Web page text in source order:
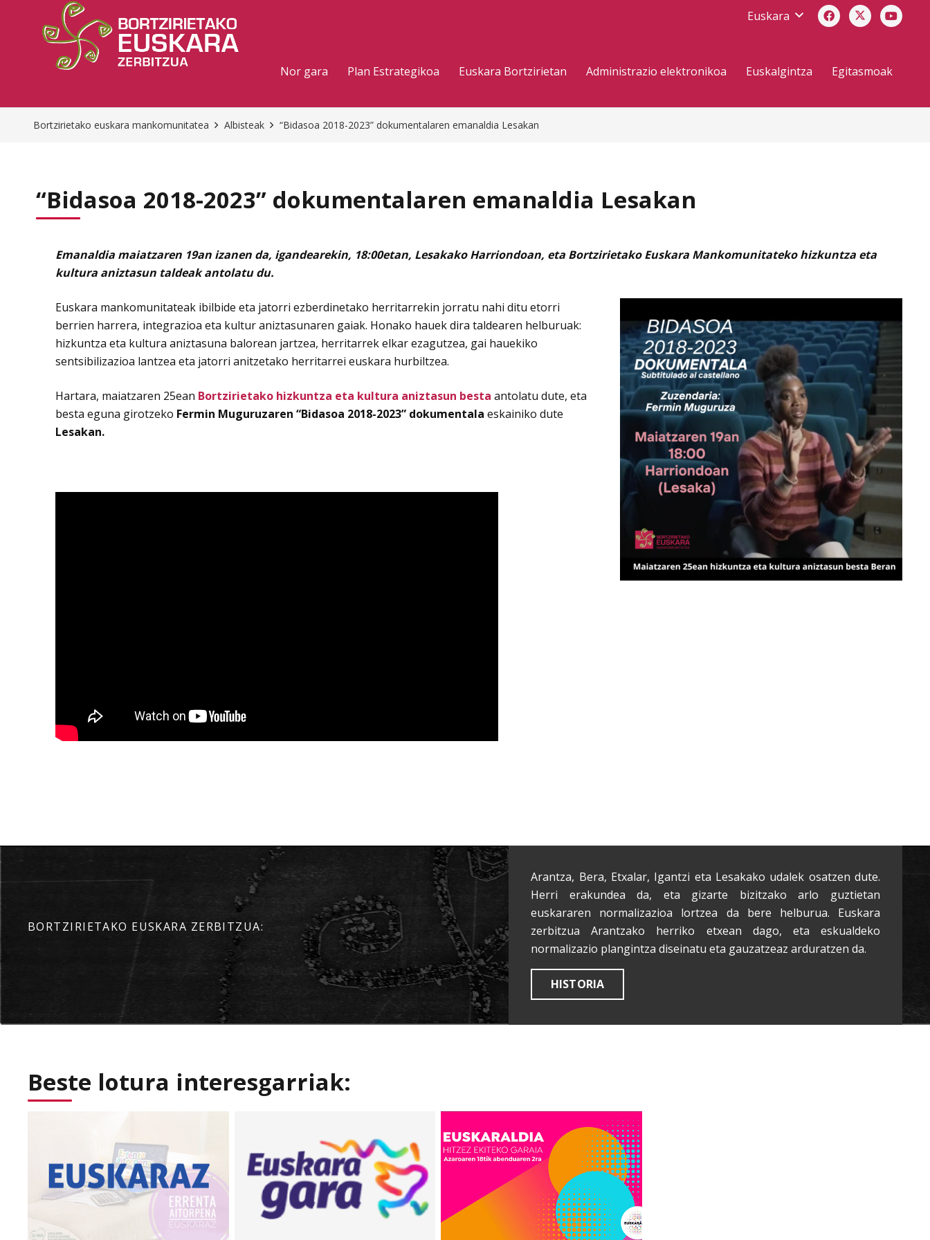
Euskara
Nor gara Plan Estrategikoa Euskara Bortzirietan Administrazio elektronikoa Euskalgintza Egitasmoak
Bortzirietako euskara mankomunitatea Albisteak “Bidasoa 2018-2023” dokumentalaren emanaldia Lesakan
“Bidasoa 2018-2023” dokumentalaren emanaldia Lesakan
Emanaldia maiatzaren 19an izanen da, igandearekin, 18:00etan, Lesakako Harriondoan, eta Bortzirietako Euskara Mankomunitateko hizkuntza eta
kultura aniztasun taldeak antolatu du.
Euskara mankomunitateak ibilbide eta jatorri ezberdinetako herritarrekin jorratu nahi ditu etorri
berrien harrera, integrazioa eta kultur aniztasunaren gaiak. Honako hauek dira taldearen helburuak:
hizkuntza eta kultura aniztasuna balorean jartzea, herritarrek elkar ezagutzea, gai hauekiko
sentsibilizazioa lantzea eta jatorri anitzetako herritarrei euskara hurbiltzea.
Hartara, maiatzaren 25ean Bortzirietako hizkuntza eta kultura aniztasun besta antolatu dute, eta
besta eguna girotzeko Fermin Muguruzaren “Bidasoa 2018-2023” dokumentala eskainiko dute
Lesakan.
BORTZIRIETAKO EUSKARA ZERBITZUA:
Arantza, Bera, Etxalar, Igantzi eta Lesakako udalek osatzen dute.
Herri erakundea da, eta gizarte bizitzako arlo guztietan
euskararen normalizazioa lortzea da bere helburua. Euskara
zerbitzua Arantzako herriko etxean dago, eta eskualdeko
normalizazio plangintza diseinatu eta gauzatzeaz arduratzen da.
HISTORIA
Beste lotura interesgarriak: